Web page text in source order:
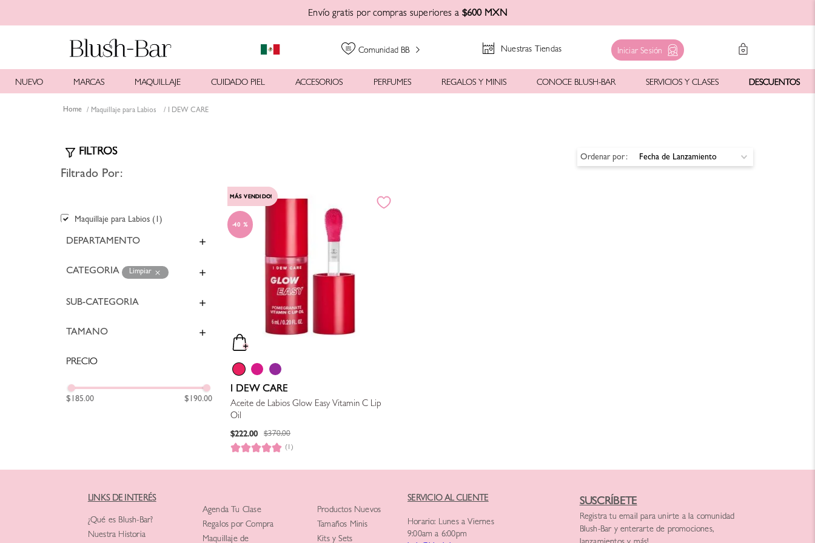
Envío gratis por compras superiores a $600 MXN
Comunidad BB Nuestras Tiendas Iniciar Sesión
NUEVO MARCAS MAQUILLAJE CUIDADO PIEL ACCESORIOS PERFUMES REGALOS Y MINIS CONOCE BLUSH-BAR SERVICIOS Y CLASES DESCUENTOS
Maquillaje para Labios I DEW CARE
Filtrado Por:
Maquillaje para Labios ( 1 )
DEPARTAMENTO
Maquillaje (1
CATEGORÍA Limpiar
Maquillaje para Labios
Limpiadoras y Desmaquillantes
SUB-CATEGORÍA
Brillos (1
TAMAÑO
6 ml (
$185.00 $190.00
Ordenar por Fecha de Lanzamiento
40 %
MÁS VENDIDO!
I DEW CARE
Aceite de Labios Glow Easy Vitamin C Lip
Oil
$222.00 $370.00
(1)
LINKS DE INTERÉS
¿Qué es Blush-Bar?
Nuestra Historia
Agenda Tu Clase
Regalos por Compra
Maquillaje de
Productos Nuevos
Tamaños Minis
Kits y Sets
SERVICIO AL CLIENTE
Horario: Lunes a Viernes
9:00am a 6:00pm
SUSCRÍBETE
Registra tu email para unirte a la comunidad
Blush-Bar y enterarte de promociones,